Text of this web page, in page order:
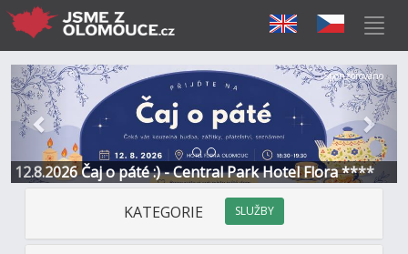
12.8.2026 Čaj o páté :) - Central Park Hotel Flora ****
Předchozí Další
Sponzorováno
KATEGORIE SLUŽBY